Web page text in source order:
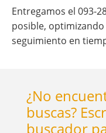
Entregamos el 093-
posible,
seguimiento en
¿No
buscas?
buscador